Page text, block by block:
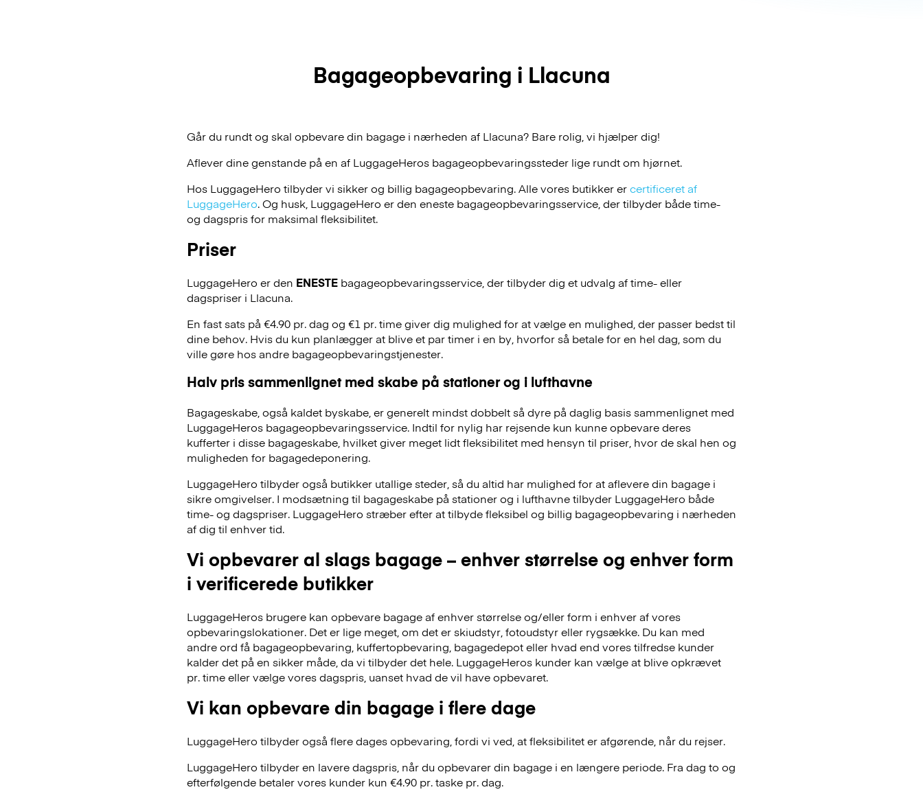
Bagageopbevaring i Llacuna
Går du rundt og skal opbevare din bagage i nærheden af Llacuna? Bare rolig, vi hjælper dig!
Aflever dine genstande på en af LuggageHeros bagageopbevaringssteder lige rundt om hjørnet.
Hos LuggageHero tilbyder vi sikker og billig bagageopbevaring. Alle vores butikker ercertificeret af
LuggageHero. Og husk, LuggageHero er den eneste bagageopbevaringsservice, der tilbyder både time-
og dagspris for maksimal fleksibilitet.
Priser
LuggageHero er den ENESTE bagageopbevaringsservice, der tilbyder dig et udvalg af time- eller
dagspriser i Llacuna.
En fast sats på €4.90 pr. dag og €1 pr. time giver dig mulighed for at vælge en mulighed, der passer bedst til
dine behov. Hvis du kun planlægger at blive et par timer i en by, hvorfor så betale for en hel dag, som du
ville gøre hos andre bagageopbevaringstjenester.
Halv pris sammenlignet med skabe på stationer og i lufthavne
Bagageskabe, også kaldet byskabe, er generelt mindst dobbelt så dyre på daglig basis sammenlignet med
LuggageHeros bagageopbevaringsservice. Indtil for nylig har rejsende kun kunne opbevare deres
kufferter i disse bagageskabe, hvilket giver meget lidt fleksibilitet med hensyn til priser, hvor de skal hen og
muligheden for bagagedeponering.
LuggageHero tilbyder også butikker utallige steder, så du altid har mulighed for at aflevere din bagage i
sikre omgivelser. I modsætning til bagageskabe på stationer og i lufthavne tilbyder LuggageHero både
time- og dagspriser. LuggageHero stræber efter at tilbyde fleksibel og billig bagageopbevaring i nærheden
af dig til enhver tid.
Vi opbevarer al slags bagage – enhver størrelse og enhver form
i verificerede butikker
LuggageHeros brugere kan opbevare bagage af enhver størrelse og/eller form i enhver af vores
opbevaringslokationer. Det er lige meget, om det er skiudstyr, fotoudstyr eller rygsække. Du kan med
andre ord få bagageopbevaring, kuffertopbevaring, bagagedepot eller hvad end vores tilfredse kunder
kalder det på en sikker måde, da vi tilbyder det hele. LuggageHeros kunder kan vælge at blive opkrævet
pr. time eller vælge vores dagspris, uanset hvad de vil have opbevaret.
Vi kan opbevare din bagage i flere dage
LuggageHero tilbyder også flere dages opbevaring, fordi vi ved, at fleksibilitet er afgørende, når du rejser.
LuggageHero tilbyder en lavere dagspris, når du opbevarer din bagage i en længere periode. Fra dag to og
efterfølgende betaler vores kunder kun €4.90 pr. taske pr. dag.